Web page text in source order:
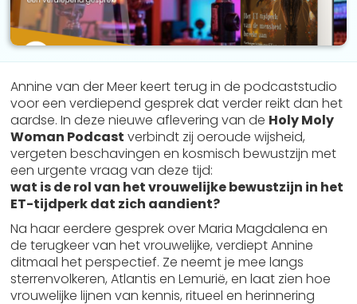
Annine van der Meer keert terug in de podcaststudio
voor een verdiepend gesprek dat verder reikt dan het
aardse. In deze nieuwe aflevering van de Holy Moly
Woman Podcast verbindt zij oeroude wijsheid,
vergeten beschavingen en kosmisch bewustzijn met
een urgente vraag van deze tijd:
wat is de rol van het vrouwelijke bewustzijn in het
ET-tijdperk dat zich aandient?
Na haar eerdere gesprek over Maria Magdalena en
de terugkeer van het vrouwelijke, verdiept Annine
ditmaal het perspectief. Ze neemt je mee langs
sterrenvolkeren, Atlantis en Lemurië, en laat zien hoe
vrouwelijke lijnen van kennis, ritueel en herinnering